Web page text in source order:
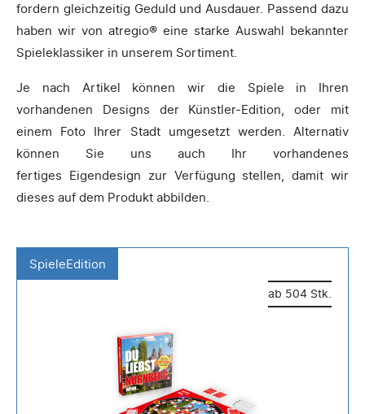
fordern gleichzeitig Geduld und Ausdauer. Passend dazu
haben wir von atregio® eine starke Auswahl bekannter
Spieleklassiker in unserem Sortiment.
Je nach Artikel können wir die Spiele in Ihren
vorhandenen Designs der Künstler-Edition, oder mit
einem Foto Ihrer Stadt umgesetzt werden. Alternativ
können Sie uns auch Ihr vorhandenes
fertiges Eigendesign zur Verfügung stellen, damit wir
dieses auf dem Produkt abbilden.
SpieleEdition
ab 504 Stk.